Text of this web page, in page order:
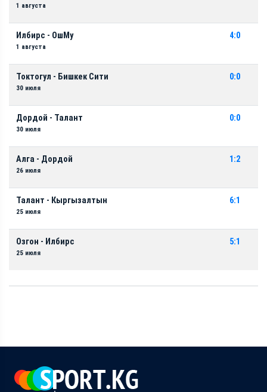
1 августа
Илбирс - ОшМу
1 августа
4:0
Токтогул - Бишкек Сити
30 июля
0:0
Дордой - Талант
30 июля
0:0
Алга - Дордой
26 июля
1:2
Талант - Кыргызалтын
25 июля
6:1
Озгон - Илбирс
25 июля
5:1